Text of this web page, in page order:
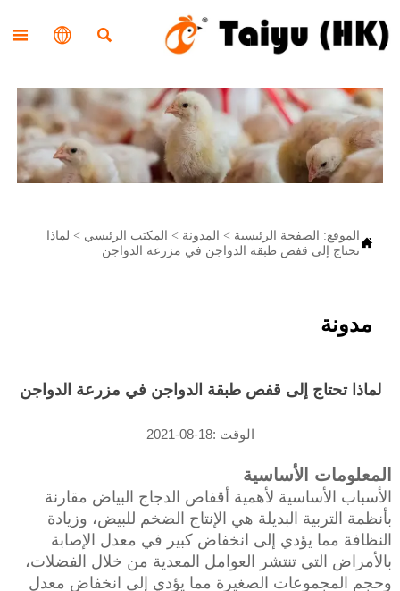



 الموقع: الصفحة الرئيسية > المدونة > المكتب الرئيسي > لماذا
تحتاج إلى قفص طبقة الدواجن في مزرعة الدواجن
مدونة
لماذا تحتاج إلى قفص طبقة الدواجن في مزرعة الدواجن
الوقت :18-08-2021
المعلومات الأساسية
الأسباب الأساسية لأهمية أقفاص الدجاج البياض مقارنة
بأنظمة التربية البديلة هي الإنتاج الضخم للبيض، وزيادة
النظافة مما يؤدي إلى انخفاض كبير في معدل الإصابة
بالأمراض التي تنتشر العوامل المعدية من خلال الفضلات،
وحجم المجموعات الصغيرة مما يؤدي إلى انخفاض معدل